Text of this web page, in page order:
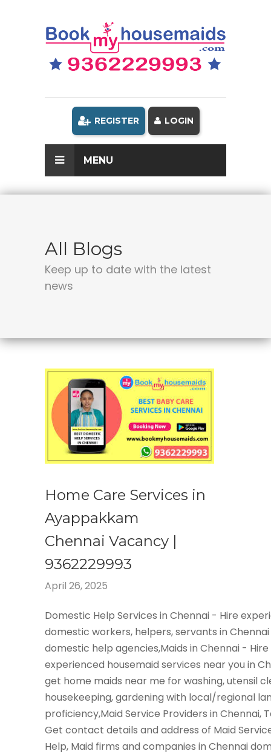
REGISTER LOGIN
MENU
All Blogs
Keep up to date with the latest
news
Home Care Services in
Ayappakkam
Chennai Vacancy |
9362229993
April 26, 2025
Domestic Help Services in Chennai - Hire
domestic workers, helpers, servants in
domestic help agencies,Maids in Chennai - Hire
experienced housemaid services near you in
get home maids near me for washing, utensil
housekeeping, gardening with local/regional
proficiency,Maid Service Providers in Chennai,
Get contact details and address of Maid
Help, Maid firms and companies in Chennai